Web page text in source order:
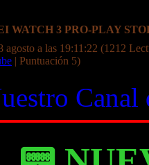
WATCH 3 PRO-PLAY
agosto a las 19:11:22 (1212
| Puntuación 5)